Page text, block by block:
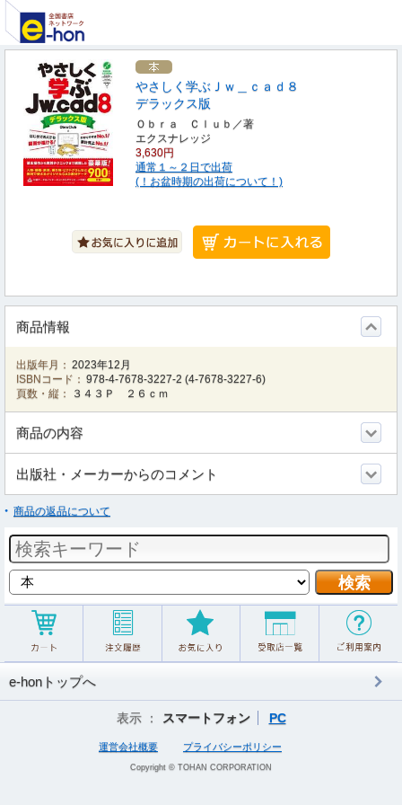
やさしく学ぶＪｗ＿ｃａｄ８
デラックス版
Ｏｂｒａ Ｃｌｕｂ／著
エクスナレッジ
3,630円
通常１～２日で出荷
(！お盆時期の出荷について！)
商品情報
出版年月： 2023年12月
ISBNコード： 978-4-7678-3227-2 (4-7678-3227-6)
頁数・縦：
３４３Ｐ ２６ｃｍ
商品の内容
出版社・メーカーからのコメント
商品の返品について
e-honトップへ
表示 ： スマートフォン PC
運営会社概要 プライバシーポリシー
Copyright © TOHAN CORPORATION